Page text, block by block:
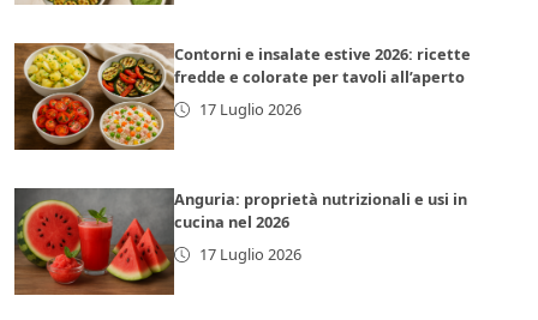
Contorni e insalate estive 2026: ricette
fredde e colorate per tavoli all’aperto
17 Luglio 2026
Anguria: proprietà nutrizionali e usi in
cucina nel 2026
17 Luglio 2026